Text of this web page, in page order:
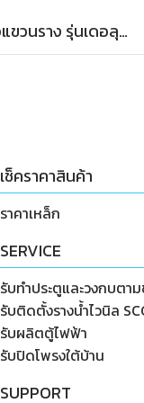
SCG ตะขอแขวนราง รุ่นเดอลุกซ์ สีขาว
เช็คราคาสินค้า
ราคาเหล็ก
SERVICE
รับทำประตูและวงกบตา
รับติดตั้งรางน้ำไวนิล
รับผลิตตู้ไฟฟ้า
รับปิดโพรงใต้บ้าน
SUPPORT